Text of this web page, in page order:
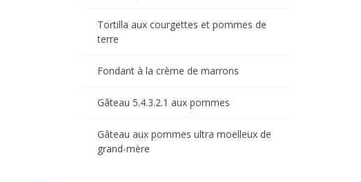
Tortilla aux courgettes et pommes de
terre
Fondant à la crème de marrons
Gâteau 5.4.3.2.1 aux pommes
Gâteau aux pommes ultra moelleux de
grand-mère